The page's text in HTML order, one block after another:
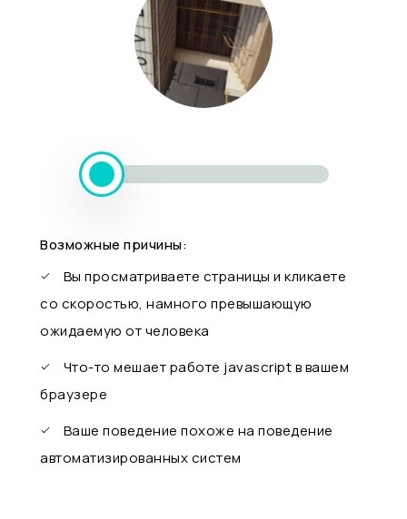
Возможные причины:
Вы просматриваете страницы и кликаете
со скоростью, намного превышающую
ожидаемую от человека
Что-то мешает работе javascript в вашем
браузере
Ваше поведение похоже на поведение
автоматизированных систем